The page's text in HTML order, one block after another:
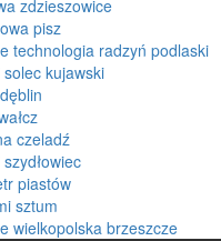
zdzieszowice
pisz
technologia radzyń podlaski
kujawski
czeladź
piastów
sztum
wielkopolska brzeszcze